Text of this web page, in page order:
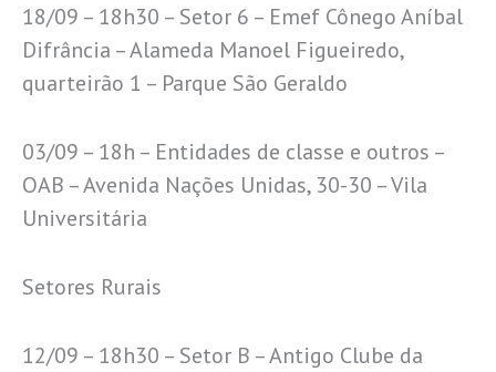
18/09 – 18h30 – Setor 6 – Emef Cônego Aníbal
Difrância – Alameda Manoel Figueiredo,
quarteirão 1 – Parque São Geraldo
03/09 – 18h – Entidades de classe e outros –
OAB – Avenida Nações Unidas, 30-30 – Vila
Universitária
Setores Rurais
12/09 – 18h30 – Setor B – Antigo Clube da